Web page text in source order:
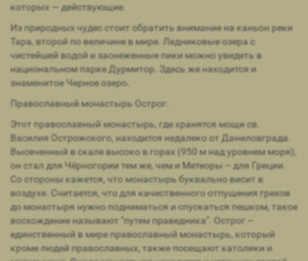
которых — действующие.
Из природных чудес стоит обратить внимание на каньон реки
Тара, второй по величине в мире. Ледниковые озера с
чистейшей водой и заснеженные пики можно увидеть в
национальном парке Дурмитор. Здесь же находится и
знаменитое Черное озеро.
Православный монастырь Острог.
Этот православный монастырь, где хранятся мощи св.
Василия Острожского, находится недалеко от Даниловграда.
Высеченный в скале высоко в горах (950 м над уровнем моря),
он стал для Чёрногории тем же, чем и Метеоры – для Греции.
Со стороны кажется, что монастырь буквально висит в
воздухе. Считается, что для качественного отпущения грехов
до монастыря нужно подниматься и спускаться пешком, такое
восхождение называют "путем праведника". Острог –
единственный в мире православный монастырь, который
кроме людей православных, также посещают католики и